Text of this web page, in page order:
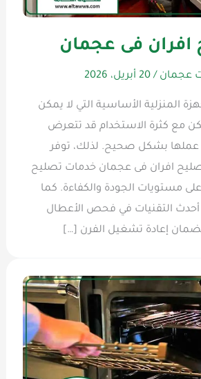
افران فى عجمان
عجمان /20 أبريل، 2026
المنزلية الأساسية التي لا يمكن
مع كثرة الاستخدام قد تتعرض
عملها بشكل صحيح. لذلك، توفر
افران فى عجمان خدمات تصليح
مستويات الجودة والكفاءة. كما
أحدث التقنيات في فحص الأعطال
إعادة تشغيل الفرن […]